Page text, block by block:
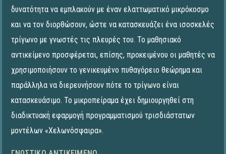
δυνατότητα να εμπλακούν με έναν ελαττωματικό μικρόκοσμο
και να τον διορθώσουν, ώστε να κατασκευάζει ένα ισοσκελές
τρίγωνο με γνωστές τις πλευρές του. Το μαθησιακό
αντικείμενο προσφέρεται, επίσης, προκειμένου οι μαθητές να
χρησιμοποιήσουν το γενικευμένο πυθαγόρειο θεώρημα και
παράλληλα να διερευνήσουν πότε το τρίγωνο είναι
κατασκευάσιμο. Το μικροπείραμα έχει δημιουργηθεί στη
διαδικτυακή εφαρμογή προγραμματισμού τρισδιάστατων
μοντέλων «Χελωνόσφαιρα».